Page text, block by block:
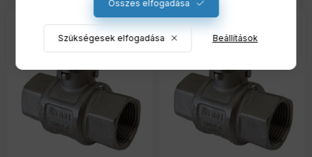
Összes elfogadása
Szükségesek elfogadása Beállítások